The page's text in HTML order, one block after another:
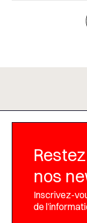
nos
Inscrivez-
de